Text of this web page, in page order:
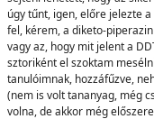
úgy tűnt, igen, előre jelezte
fel, kérem, a diketo-
vagy az, hogy mit jelent a
sztoriként el szoktam
tanulóimnak, hozzáfűzve,
(nem is volt tananyag, még
volna, de akkor még